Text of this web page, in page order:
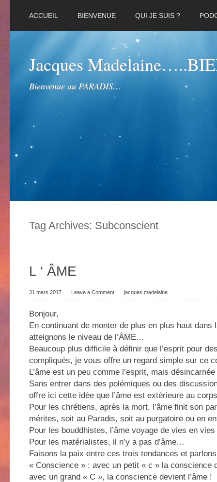
ACCUEIL BIENVENUE QUI JE SUIS ?
Jacques
Bienvenue au PARADIS…
Tag Archives: Subconscient
L ‘ ÂME
31 mars 2017 ⋅ Leave a Comment ⋅ jacques madelaine
Bonjour,
En continuant de monter de plus en plus haut dans
atteignons le niveau de l’ÂME…
Beaucoup plus difficile à définir que l’esprit pour
compliqués, je vous offre un regard simple sur ce
L’âme est un peu comme l’esprit, mais
Sans entrer dans des polémiques ou des
offre ici cette idée que l’âme est extérieure au
Pour les chrétiens, après la mort, l’âme finit son
mérites, soit au Paradis, soit au purgatoire ou en
Pour les bouddhistes, l’âme voyage de vies en
Pour les matérialistes, il n’y a pas d’âme…
Faisons la paix entre ces trois tendances et
« Conscience » : avec un petit « c » la conscience
avec un grand « C », la conscience devient l’âme !